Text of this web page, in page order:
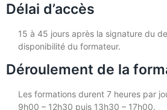
Délai d’accès
15 à 45 jours après la signature du
disponibilité du formateur.
Déroulement de la
Les formations durent 7 heures par
9h00 – 12h30 puis 13h30 – 17h00.